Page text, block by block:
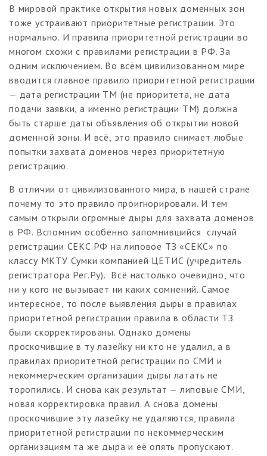
В мировой практике открытия новых доменных зон
тоже устраивают приоритетные регистрации. Это
нормально. И правила приоритетной регистрации во
многом схожи с правилами регистрации в РФ. За
одним исключением. Во всём цивилизованном мире
вводится главное правило приоритетной регистрации
— дата регистрации ТМ (не приоритета, не дата
подачи заявки, а именно регистрации ТМ) должна
быть старше даты объявления об открытии новой
доменной зоны. И всё, это правило снимает любые
попытки захвата доменов через приоритетную
регистрацию.
В отличии от цивилизованного мира, в нашей стране
почему то это правило проигнорировали. И тем
самым открыли огромные дыры для захвата доменов
в РФ. Вспомним особенно запомнившийся случай
регистрации СЕКС.РФ на липовое ТЗ «СЕКС» по
классу МКТУ Сумки компанией ЦЕТИС (учредитель
регистратора Рег.Ру). Всё настолько очевидно, что
ни у кого не вызывает ни каких сомнений. Самое
интересное, то после выявления дыры в правилах
приоритетной регистрации правила в области ТЗ
были скорректированы. Однако домены
проскочившие в ту лазейку ни кто не удалил, а в
правилах приоритетной регистрации по СМИ и
некоммерческим организации дыры латать не
торопились. И снова как результат — липовые СМИ,
новая корректировка правил. А снова домены
проскочившие эту лазейку не удаляются, правила
приоритетной регистрации по некоммерческим
организациям та же дыра и её опять пропускают.